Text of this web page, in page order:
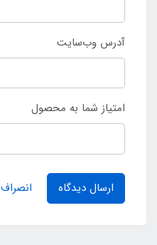
آدرس وب‌سایت
امتیاز شما به محصول
ارسال دیدگاه انصراف